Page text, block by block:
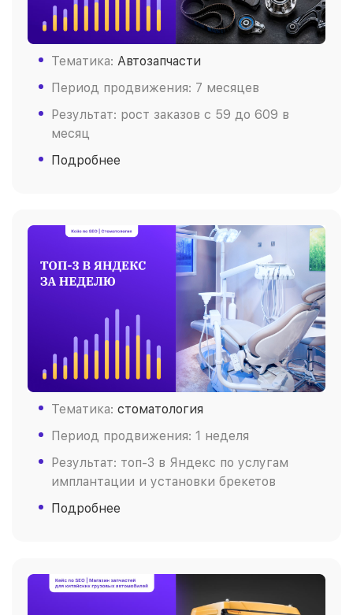
Тематика: Автозапчасти
Период продвижения: 7 месяцев
Результат: рост заказов c 59 до 609 в
месяц
Подробнее
Тематика: стоматология
Период продвижения: 1 неделя
Результат: топ-3 в Яндекс по услугам
имплантации и установки брекетов
Подробнее